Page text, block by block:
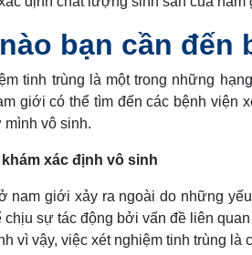
bạn cần đến
tinh trùng là một trong những
giới có thể tìm đến các bệnh viện
mình vô sinh.
xác định vô sinh
nam giới xảy ra ngoài do những
chịu sự tác động bởi vấn đề liên
vì vậy, việc xét nghiệm tinh trùng